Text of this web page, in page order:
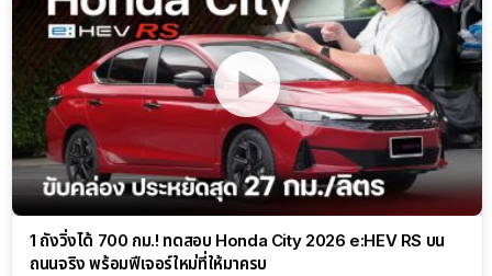
1 ถังวิ่งได้ 700 กม.! ทดสอบ Honda City 2026 e:HEV RS บน
ถนนจริง พร้อมฟีเจอร์ใหม่ที่ให้มาครบ